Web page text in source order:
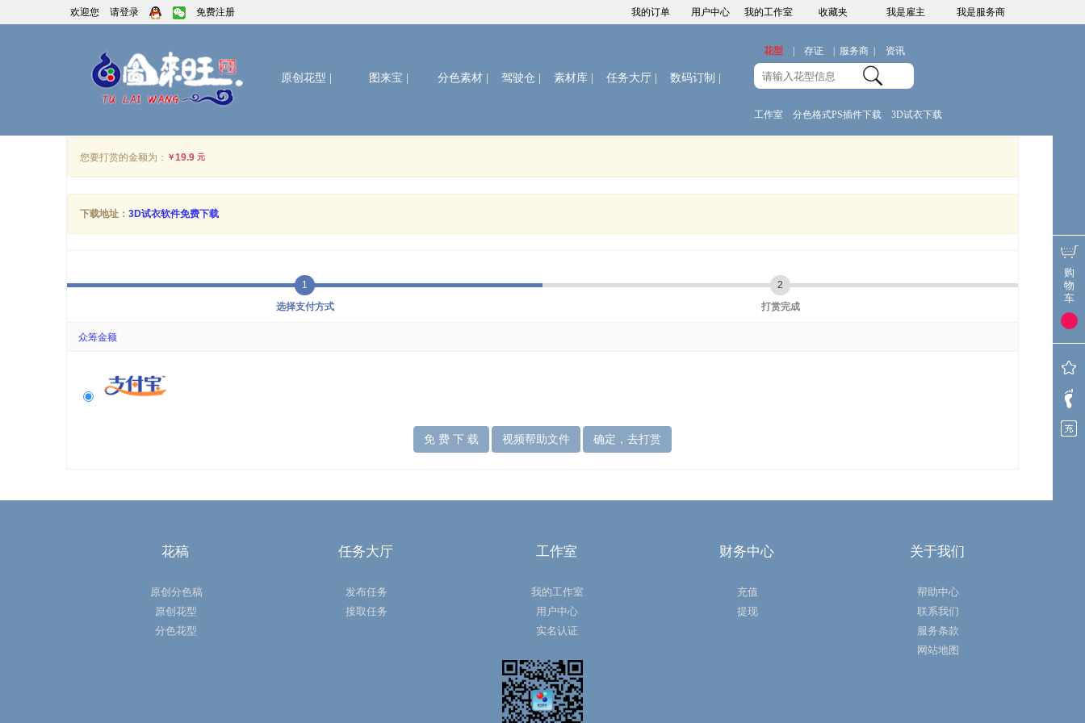
欢迎您 请登录 免费注册 我是服务商
我是雇主
收藏夹
我的订单 用户中心 我的工作室
原创花型 分色素材 | 驾驶仓 | 素材库 | 任务大厅 | 数码订制 |
图来宝
花型 存证 服务商 资讯
工作室 分色格式PS插件下载 3D试衣下载
您要打赏的金额为： ￥19.9 元
下载地址： 3D试衣软件免费下载
1
选择支付方式
2
打赏完成
众筹金额
免 费 下 载 视频帮助文件 确定，去打赏
购
物
车
花稿
原创分色稿
原创花型
分色花型
任务大厅
发布任务
接取任务
工作室
我的工作室
用户中心
实名认证
财务中心
充值
提现
关于我们
帮助中心
联系我们
服务条款
网站地图